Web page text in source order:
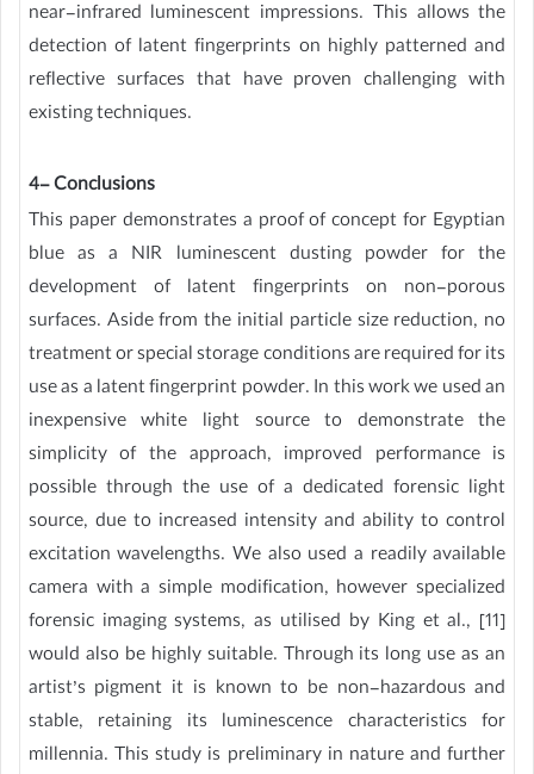
near-infrared luminescent impressions. This allows the
detection of latent fingerprints on highly patterned and
reflective surfaces that have proven challenging with
existing techniques.
4- Conclusions
This paper demonstrates a proof of concept for Egyptian
blue as a NIR luminescent dusting powder for the
development of latent fingerprints on non-porous
surfaces. Aside from the initial particle size reduction, no
treatment or special storage conditions are required for its
use as a latent fingerprint powder. In this work we used an
inexpensive white light source to demonstrate the
simplicity of the approach, improved performance is
possible through the use of a dedicated forensic light
source, due to increased intensity and ability to control
excitation wavelengths. We also used a readily available
camera with a simple modification, however specialized
forensic imaging systems, as utilised by King et al., [11]
would also be highly suitable. Through its long use as an
artist’s pigment it is known to be non-hazardous and
stable, retaining its luminescence characteristics for
millennia. This study is preliminary in nature and further